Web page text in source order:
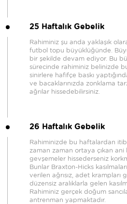
25 Haftalık Gebelik
Rahiminiz şu anda yaklaşık
futbol topu büyüklüğünde.
bir şekilde devam ediyor. Bu
sürecinde rahiminiz belinizde
sinirlere hafifçe baskı
ve bacaklarınızda zonklama
ağrılar hissedebilirsiniz.
26 Haftalık Gebelik
Rahiminizde bu haftalardan
zaman zaman ortaya çıkan ani
gevşemeler hissederseniz
Bunlar Braxton-Hicks
verilen ağrısız, adet krampları
düzensiz aralıklarla gelen
Rahiminiz gerçek doğum
antrenman yapmaktadır.